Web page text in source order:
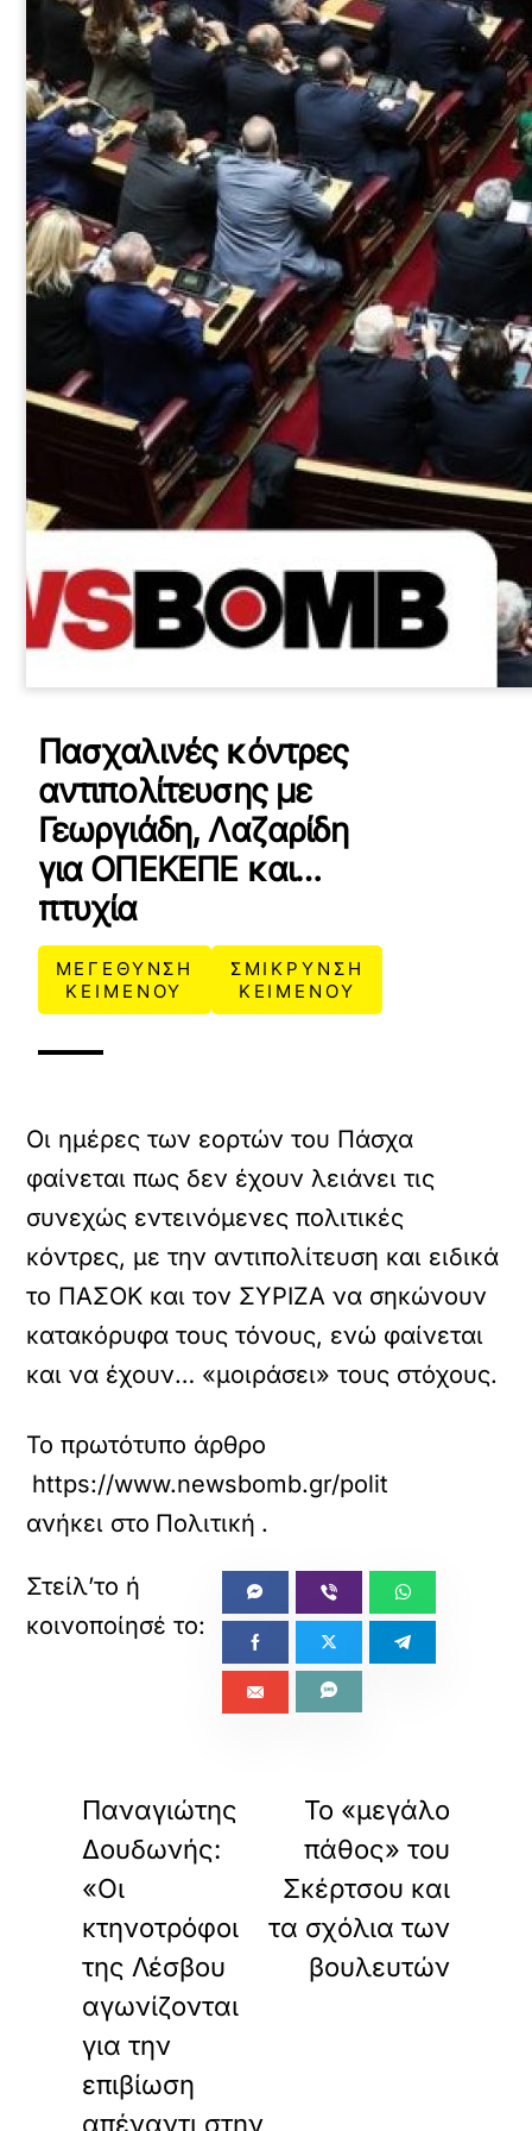
Πασχαλινές κόντρες
αντιπολίτευσης με
Γεωργιάδη, Λαζαρίδη
για ΟΠΕΚΕΠΕ και…
πτυχία
ΜΕΓΕΘΥΝΣΗ
ΚΕΙΜΕΝΟΥ
ΣΜΙΚΡΥΝΣΗ
ΚΕΙΜΕΝΟΥ
Οι ημέρες των εορτών του Πάσχα
φαίνεται πως δεν έχουν λειάνει τις
συνεχώς εντεινόμενες πολιτικές
κόντρες, με την αντιπολίτευση και ειδικά
το ΠΑΣΟΚ και τον ΣΥΡΙΖΑ να σηκώνουν
κατακόρυφα τους τόνους, ενώ φαίνεται
και να έχουν… «μοιράσει» τους στόχους.
Το πρωτότυπο άρθρο
https://www.newsbomb.gr/politikh/story/
ανήκει στο Πολιτική .
Παναγιώτης
Δουδωνής:
«Οι
κτηνοτρόφοι
της Λέσβου
αγωνίζονται
για την
επιβίωση
απέναντι στην
Το «μεγάλο
πάθος» του
Σκέρτσου και
τα σχόλια των
βουλευτών